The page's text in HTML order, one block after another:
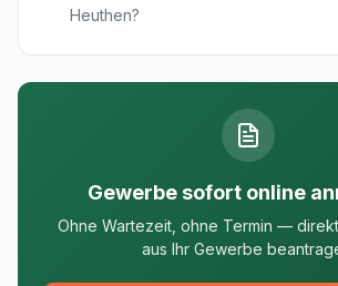
Heuthen?
Gewerbe sofort online
Ohne Wartezeit, ohne Termin —
aus Ihr Gewerbe